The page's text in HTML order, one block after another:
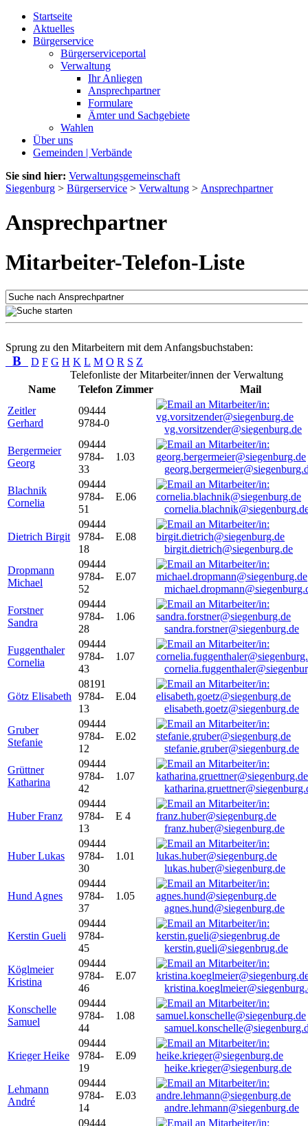
Startseite
Aktuelles
Bürgerservice
Bürgerserviceportal
Verwaltung
Ihr Anliegen
Ansprechpartner
Formulare
Ämter und Sachgebiete
Wahlen
Über uns
Gemeinden | Verbände
Sie sind hier: Verwaltungsgemeinschaft
Siegenburg > Bürgerservice > Verwaltung > Ansprechpartner
Ansprechpartner
Mitarbeiter-Telefon-Liste
Sprung zu den Mitarbeitern mit dem Anfangsbuchstaben:
B D F G H K L M O R S Z
Telefonliste der Mitarbeiter/innen der Verwaltung
Name
Telefon Zimmer
Mail
Zeitler
Gerhard
09444
9784-0
vg.vorsitzender@siegenburg.de
Bergermeier
Georg
09444
9784-
33
1.03
Blachnik
Cornelia
09444
9784-
51
E.06
Dietrich Birgit
09444
9784-
18
E.08
birgit.dietrich@siegenburg.de
Dropmann
Michael
09444
9784-
52
E.07
Forstner
Sandra
09444
9784-
28
1.06
sandra.forstner@siegenburg.de
Fuggenthaler
Cornelia
09444
9784-
43
1.07
Götz Elisabeth
08191
9784-
13
E.04
elisabeth.goetz@siegenburg.de
Gruber
Stefanie
09444
9784-
12
E.02
stefanie.gruber@siegenburg.de
Grüttner
Katharina
09444
9784-
42
1.07
Huber Franz
09444
9784-
13
E 4
franz.huber@siegenburg.de
Huber Lukas
09444
9784-
30
1.01
lukas.huber@siegenburg.de
Hund Agnes
09444
9784-
37
1.05
agnes.hund@siegenburg.de
Kerstin Gueli
09444
9784-
45
kerstin.gueli@siegenbrug.de
Köglmeier
Kristina
09444
9784-
46
E.07
Konschelle
Samuel
09444
9784-
44
1.08
Krieger Heike
09444
9784-
19
E.09
heike.krieger@siegenburg.de
Lehmann
André
09444
9784-
14
E.03
andre.lehmann@siegenburg.de
09444